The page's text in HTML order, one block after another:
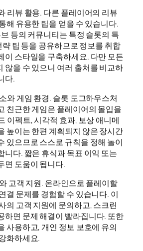
리뷰 활용. 다른 플레이어의 리뷰
해 유용한 팁을 얻을 수 있습니다.
등의 커뮤니티는 특정 슬롯의 특
팁 등을 공유하므로 정보를 취합
이 스타일을 구축하세요. 다만 모든
않을 수 있으니 여러 출처를 비교하
다.
와 게임 환경. 슬롯 도그하우스처
친근한 게임은 플레이어의 몰입을
이펙트, 시각적 효과, 보상 애니메
높이는 한편 계획되지 않은 장시간
있으므로 스스로 규칙을 정해 놀이
니다. 짧은 휴식과 목표 이익 또는
면 도움이 됩니다.
고객 지원. 온라인으로 플레이할
결 문제를 경험할 수 있습니다. 이
의 고객 지원에 문의하고, 스크린
하면 문제 해결이 빨라집니다. 또한
사용하고, 개인 정보 보호에 유의
화하세요.